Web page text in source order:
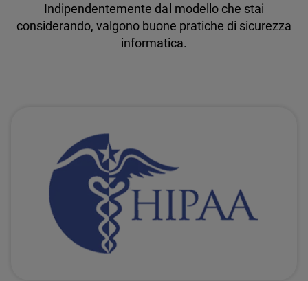
Indipendentemente dal modello che stai
considerando, valgono buone pratiche di sicurezza
informatica.